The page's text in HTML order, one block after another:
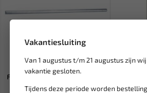
Vakantiesluiting
Van 1 augustus t/m 21 augustus zijn
vakantie gesloten.
Tijdens deze periode worden
Leverbaar
FORCE Wielsleutel wringstaaf
25 mm 67702